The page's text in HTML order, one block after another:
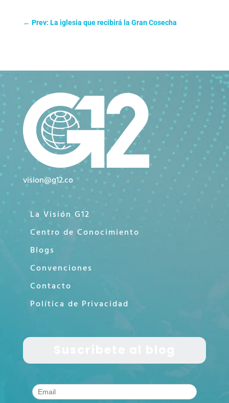
← Prev: La iglesia que recibirá la Gran Cosecha
vision@g12.co
La Visión G12
Centro de Conocimiento
Blogs
Convenciones
Contacto
Política de Privacidad